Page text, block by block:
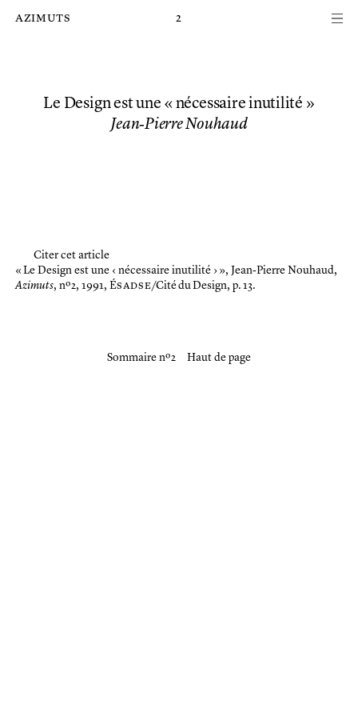
azimuts 2
Le Design est une « nécessaire inutilité »
Jean‑Pierre Nouhaud
Citer cet article
« Le Design est une ‹ nécessaire inutilité › », Jean‑Pierre Nouhaud,
Azimuts, nº 2, 1991, Ésadse/Cité du Design, p. 13.
Sommaire nº 2 Haut de page